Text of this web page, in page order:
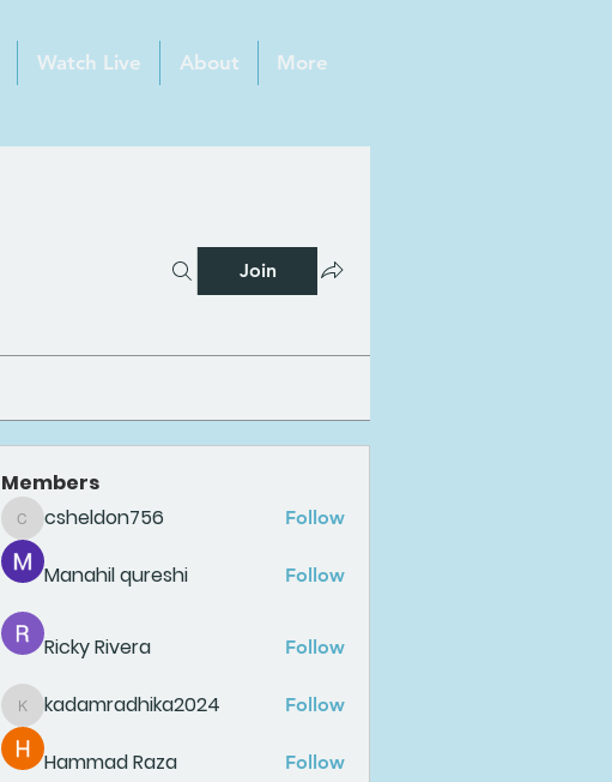
Watch Live About More
Join
Members
csheldon756
csheldon756 Follow
Manahil qureshi Follow
Ricky Rivera Follow
kadamradhika2024
kadamradhika2024 Follow
Hammad Raza Follow